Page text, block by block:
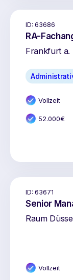
ID: 63686
RA-
Frankfurt a.
Vollzeit
52.000€
ID: 63671
Senior
Raum
Vollzeit